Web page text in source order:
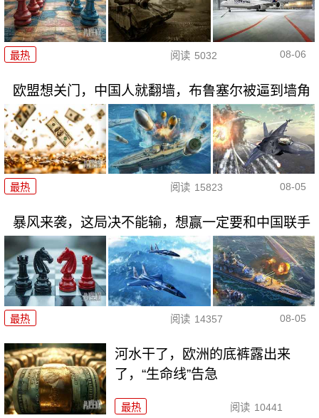
最热 阅读 5032 08-06
欧盟想关门，中国人就翻墙，布鲁塞尔被逼到墙角
最热 阅读 15823 08-05
暴风来袭，这局决不能输，想赢一定要和中国联手
最热 阅读 14357 08-05
河水干了，欧洲的底裤露出来
了，“生命线”告急
最热 阅读 10441